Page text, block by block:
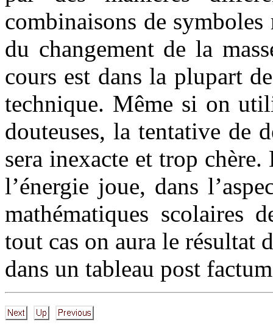
combinaisons de
du changement de la
cours est dans la plupart
technique. Même si on
douteuses, la tentative de
sera inexacte et trop
l’énergie joue, dans
mathématiques scolaires
tout cas on aura le résultat
dans un tableau post